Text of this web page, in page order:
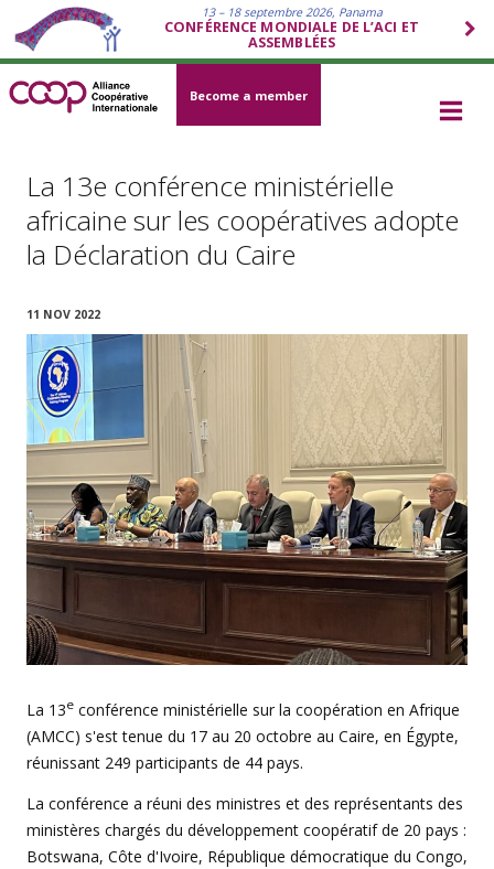
13 – 18 septembre 2026, Panama
CONFÉRENCE MONDIALE DE L’ACI ET
ASSEMBLÉES
Become a member
La 13e conférence ministérielle
africaine sur les coopératives adopte
la Déclaration du Caire
11 NOV 2022
La 13e conférence ministérielle sur la coopération en Afrique
(AMCC) s'est tenue du 17 au 20 octobre au Caire, en Égypte,
réunissant 249 participants de 44 pays.
La conférence a réuni des ministres et des représentants des
ministères chargés du développement coopératif de 20 pays :
Botswana, Côte d'Ivoire, République démocratique du Congo,